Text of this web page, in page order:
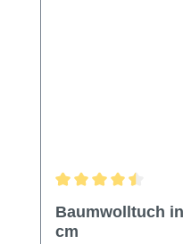
Baumwolltuch
cm